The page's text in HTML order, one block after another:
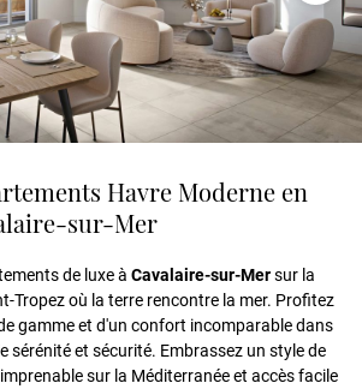
Havre Moderne en
sur-Mer
de luxe à Cavalaire-sur-Mersur la
Tropez où la terre rencontre la mer. Profitez
gamme et d'un confort incomparable dans
sérénité et sécurité. Embrassez un style de
sur la Méditerranée et accès facile